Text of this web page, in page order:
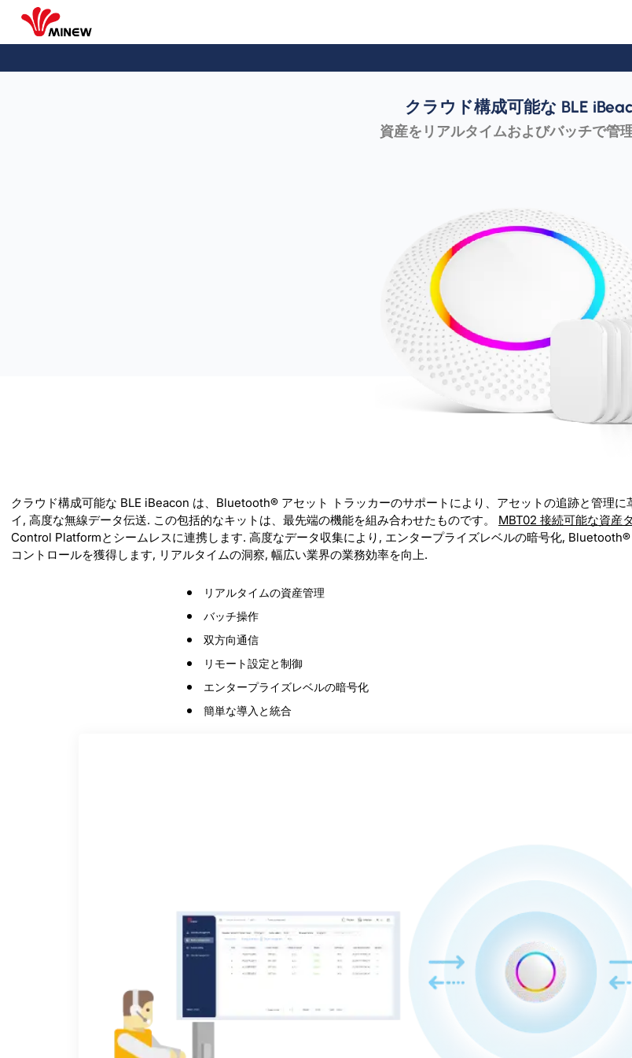
クラウド構成可能な BLE
資産をリアルタイムおよびバッチで管
クラウド構成可能な BLE iBeacon は、Bluetooth® アセット トラッカーのサポートにより、アセットの追跡と管理
イ, 高度な無線データ伝送. この包括的なキットは、最先端の機能を組み合わせたものです。 MBT02 接続可能な資産
Control Platformとシームレスに連携します. 高度なデータ収集により, エンタープライズレベルの暗号化,
コントロールを獲得します, リアルタイムの洞察, 幅広い業界の業務効率を向上.
リアルタイムの資産管理
バッチ操作
双方向通信
リモート設定と制御
エンタープライズレベルの暗号化
簡単な導入と統合